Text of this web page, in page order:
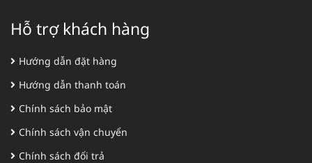
Hỗ trợ khách hàng
Hướng dẫn đặt hàng
Hướng dẫn thanh toán
Chính sách bảo mật
Chính sách vận chuyển
Chính sách đổi trả